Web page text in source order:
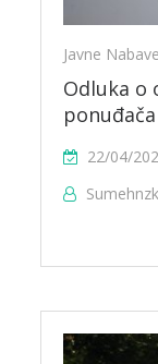
Javne Nabave
Odluka o
22/04/
Sumehnzk